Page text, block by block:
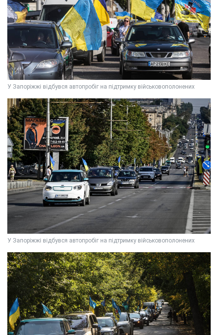
У Запоріжжі відбувся автопробіг на підтримку військовополонених
У Запоріжжі відбувся автопробіг на підтримку військовополонених